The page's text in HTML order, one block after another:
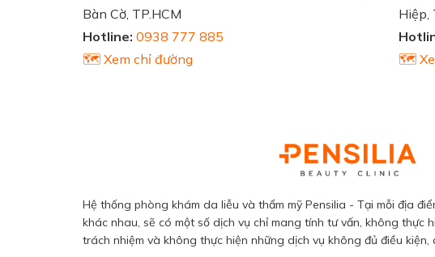
Bàn Cờ, TP.HCM
Hotline: 0938 777 885
🗺️ Xem chỉ đường
Hiệp,
🗺️
Hệ thống phòng khám da liễu và thẩm mỹ Pensilia - Tại mỗi địa
khác nhau, sẽ có một số dịch vụ chỉ mang tính tư vấn, không thực
trách nhiệm và không thực hiện những dịch vụ không đủ điều kiện,